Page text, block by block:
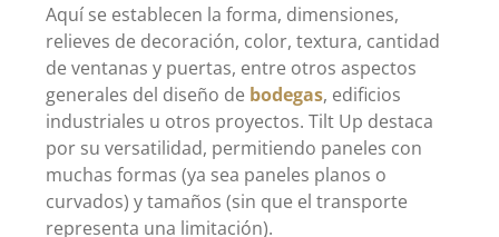
Aquí se establecen la forma, dimensiones,
relieves de decoración, color, textura, cantidad
de ventanas y puertas, entre otros aspectos
generales del diseño de bodegas, edificios
industriales u otros proyectos. Tilt Up destaca
por su versatilidad, permitiendo paneles con
muchas formas (ya sea paneles planos o
curvados) y tamaños (sin que el transporte
representa una limitación).